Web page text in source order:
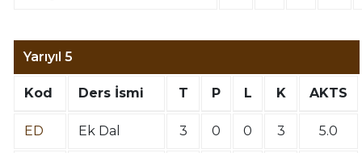
Yarıyıl 5
Kod Ders İsmi T P L K AKTS
ED Ek Dal 3 0 0 3 5.0